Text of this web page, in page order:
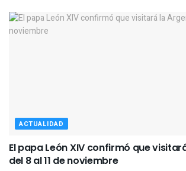
ACTUALIDAD
El papa León XIV confirmó que
del 8 al 11 de noviembre